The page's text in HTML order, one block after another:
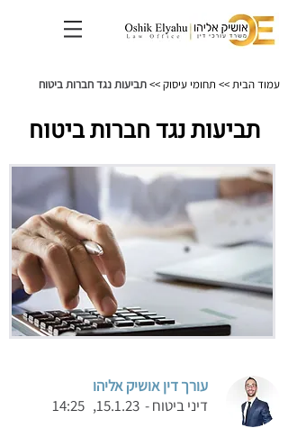
תביעות נגד חברות ביטוח עמוד הבית>> תחומי עיסוק>>
תביעות נגד חברות ביטוח
עורך דין אושיק אליהו
דיני ביטוח - 15.1.23, 14:25